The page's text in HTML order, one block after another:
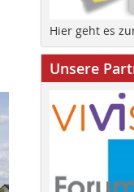
Hier geht es
Unsere